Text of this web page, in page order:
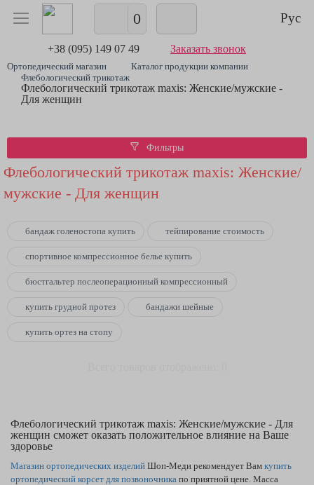
0 Рус
+38 (095) 149 07 49 Заказать звонок
Ортопедический магазин
Каталог продукции компании
Флебологический трикотаж
Флебологический трикотаж maxis: Женские/мужские -
Для женщин
Фильтры
Флебологический трикотаж maxis: Женские/
мужские - Для женщин
бандаж голеностопа купить тейпирование стоимость
спортивное компрессионное белье купить
бюстгальтер послеоперационный компрессионный
купить грудной протез бандажи шейные
купить ортез на стопу
Флебологический трикотаж maxis: Женские/мужские - Для
женщин сможет оказать положительное влияние на Ваше
здоровье
Магазин ортопедических изделий Шоп-Меди рекомендует Вам купить
ортопедический корсет для позвоночника по приятной цене. Масса